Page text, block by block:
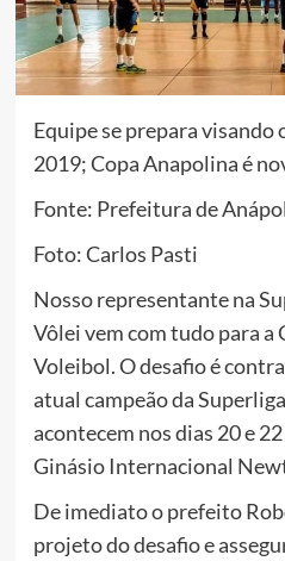
Equipe se prepara visando
2019; Copa Anapolina é
Fonte: Prefeitura de
Foto: Carlos Pasti
Nosso representante na
Vôlei vem com tudo para a
Voleibol. O desafio é
atual campeão da
acontecem nos dias 20 e
Ginásio Internacional
De imediato o prefeito
projeto do desafio e